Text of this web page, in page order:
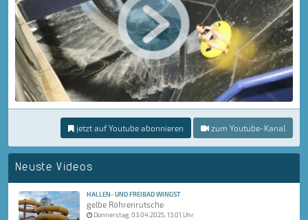
jetzt auf Youtube abonnieren zum Youtube-Kanal
Neuste Videos
HALLEN- UND FREIBAD WINGST
gelbe Röhrenrutsche
Donnerstag, 03.04.2025, 13:01 Uhr